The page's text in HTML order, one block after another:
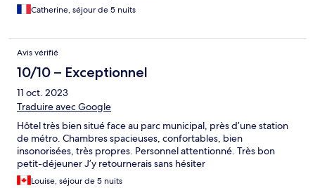
Catherine, séjour de 5 nuits
Avis vérifié
10/10 – Exceptionnel
11 oct. 2023
Traduire avec Google
Hôtel très bien situé face au parc municipal, près d’une station
de métro. Chambres spacieuses, confortables, bien
insonorisées, très propres. Personnel attentionné. Très bon
petit-déjeuner J’y retournerais sans hésiter
Louise, séjour de 5 nuits